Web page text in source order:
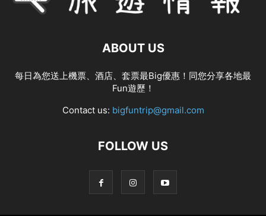
ABOUT US
每日為您送上機票、酒店、套票最Big優惠！同您分享各地最
Fun遊歷！
Contact us: bigfuntrip@gmail.com
FOLLOW US